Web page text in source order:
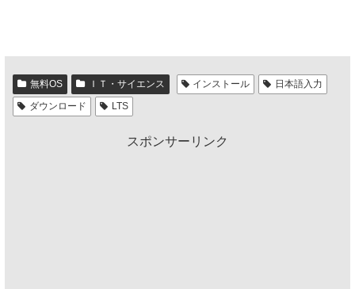
無料OS ＩＴ・サイエンス インストール
日本語入力
ダウンロード
LTS
スポンサーリンク